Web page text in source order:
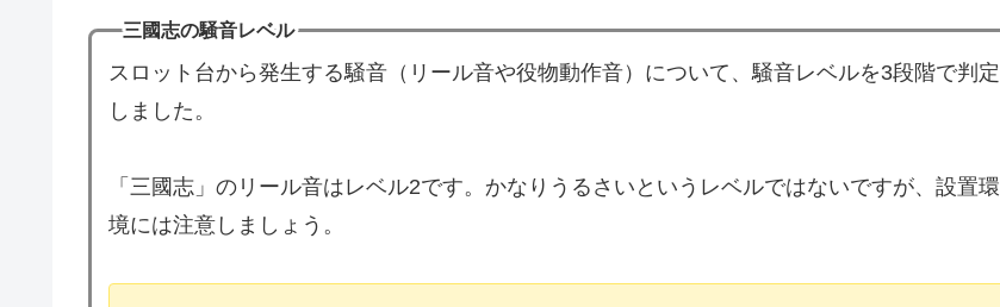
三國志の騒音レベル
スロット台から発生する騒音（リール音や役物動作音）について、騒音レベルを3段階で判定
しました。
「三國志」のリール音はレベル2です。かなりうるさいというレベルではないですが、設置環
境には注意しましょう。